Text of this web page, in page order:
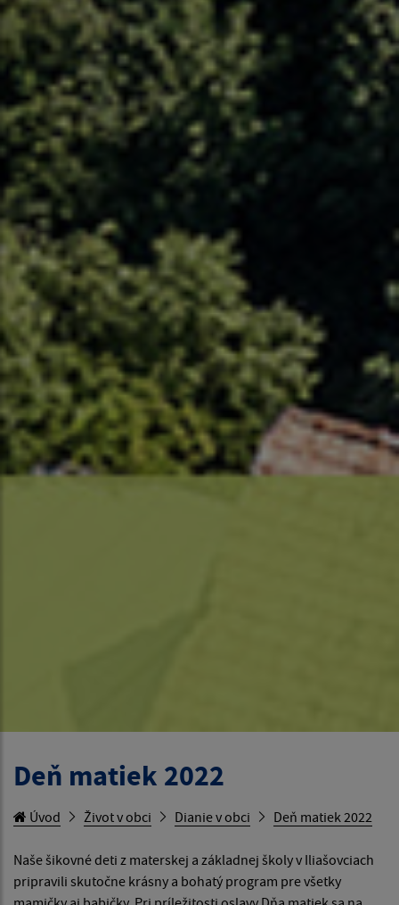
Deň matiek 2022
Úvod Život v obci Dianie v obci Deň matiek 2022
Naše šikovné deti z materskej a základnej školy v Iliašovciach
pripravili skutočne krásny a bohatý program pre všetky